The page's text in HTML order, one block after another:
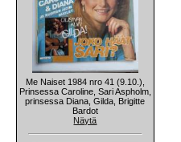
Me Naiset 1984 nro 41 (9.10.),
Prinsessa Caroline, Sari Aspholm,
prinsessa Diana, Gilda, Brigitte
Bardot
Näytä